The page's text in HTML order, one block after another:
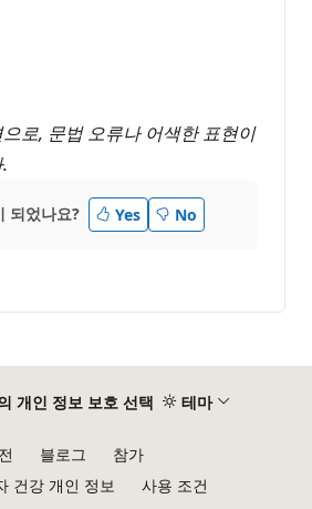
로, 문법 오류나 어색한 표현이
되었나요? Yes No
개인 정보 보호 선택 테마
블로그
참가
건강 개인 정보
사용 조건